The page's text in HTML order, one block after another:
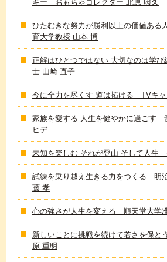
ギー おもちゃコレクター 北原 照久
ひたむきな努力が勝利以上の価値あ
育大学教授 山本 博
正解はひとつではない 大切なのは学
士 山崎 直子
今に全力を尽くす 道は拓ける TVキ
家族を愛する 人生を健やかに過ごす
ヒデ
未知を楽しむ それが登山 そして人生
試練を乗り越え生きる力をつくる 明
藤 孝
心の強さが人生を変える 順天堂大学
新しいことに挑戦を続けて若さを保
原 重明